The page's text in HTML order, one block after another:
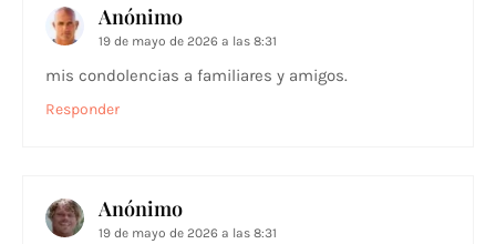
Anónimo
19 de mayo de 2026 a las 8:31
mis condolencias a familiares y amigos.
Responder
Anónimo
19 de mayo de 2026 a las 8:31